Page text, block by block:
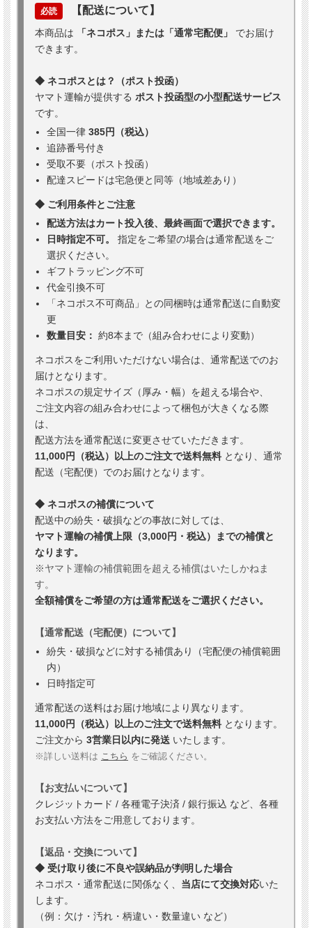
必読 【配送について】
本商品は 「ネコポス」または「通常宅配便」
でお届け
できます。
◆ ネコポスとは？（ポスト投函）
ヤマト運輸が提供する ポスト投函型の小型配送サービス
です。
全国一律 385円（税込）
追跡番号付き
受取不要（ポスト投函）
配達スピードは宅急便と同等（地域差あり）
◆ ご利用条件とご注意
配送方法はカート投入後、最終画面で選択できます。
日時指定不可。
指定をご希望の場合は通常配送をご
選択ください。
ギフトラッピング不可
代金引換不可
「ネコポス不可商品」との同梱時は通常配送に自動変
更
数量目安： 約8本まで（組み合わせにより変動）
ネコポスをご利用いただけない場合は、通常配送でのお
届けとなります。
ネコポスの規定サイズ（厚み・幅）を超える場合や、
ご注文内容の組み合わせによって梱包が大きくなる際
は、
配送方法を通常配送に変更させていただきます。
11,000円（税込）以上のご注文で送料無料 となり、通常
配送（宅配便）でのお届けとなります。
◆ ネコポスの補償について
配送中の紛失・破損などの事故に対しては、
ヤマト運輸の補償上限（3,000円・税込）までの補償と
なります。
※ヤマト運輸の補償範囲を超える補償はいたしかねま
す。
全額補償をご希望の方は通常配送をご選択ください。
【通常配送（宅配便）について】
紛失・破損などに対する補償あり（宅配便の補償範囲
内）
日時指定可
通常配送の送料はお届け地域により異なります。
11,000円（税込）以上のご注文で送料無料 となります。
ご注文から 3営業日以内に発送 いたします。
※詳しい送料は こちら をご確認ください。
【お支払いについて】
クレジットカード / 各種電子決済 / 銀行振込 など、各種
お支払い方法をご用意しております。
【返品・交換について】
◆ 受け取り後に不良や誤納品が判明した場合
ネコポス・通常配送に関係なく、 当店にて交換対応いた
します。
（例：欠け・汚れ・柄違い・数量違い など）